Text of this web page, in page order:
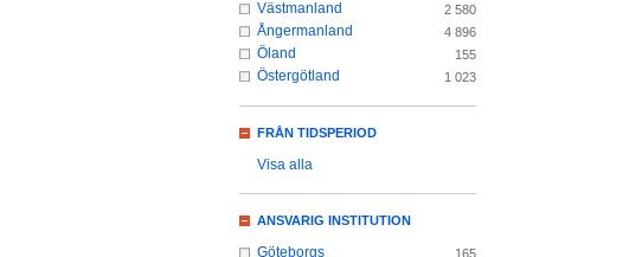
Västmanland 2 580
Ångermanland 4 896
Öland 155
Östergötland 1 023
FRÅN TIDSPERIOD
Visa alla
ANSVARIG INSTITUTION
Göteborgs 165